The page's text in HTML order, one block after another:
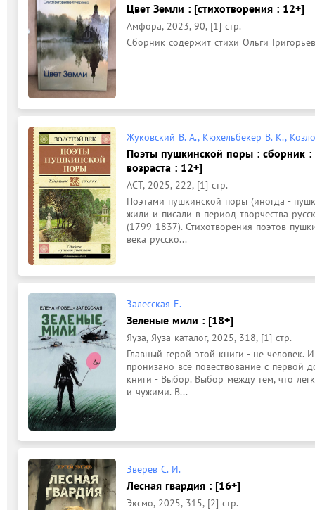
Цвет Земли : [стихотворения : 12+]
Амфора, 2023, 90, [1] стр.
Сборник содержит стихи Ольги
Жуковский В. А., Кюхельбекер В. К.,
Поэты пушкинской поры : сборник :
возраста : 12+]
АСТ, 2025, 222, [1] стр.
Поэтами пушкинской поры (иногда -
жили и писали в период творчества
(1799-1837). Стихотворения поэтов
века русско...
Залесская Е.
Зеленые мили : [18+]
Яуза, Яуза-каталог, 2025, 318, [1] стр.
Главный герой этой книги - не
пронизано всё повествование с первой
книги - Выбор. Выбор между тем, что
и чужими. В...
Зверев С. И.
Лесная гвардия : [16+]
Эксмо, 2025, 315, [2] стр.